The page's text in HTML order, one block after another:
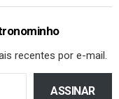
recentes por e-mail.
ASSINAR